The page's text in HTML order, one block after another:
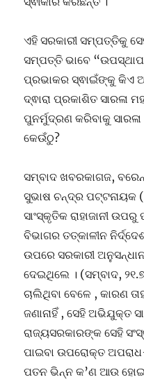
ଏହି ସରକାରୀ ସମ୍ପତ୍ତିକୁ
ସମ୍ପତ୍ତି ଭାବେ
ପ୍ରଭାକର ସ୍ଵାଇଁଙ୍କୁ କିଏ
ଦ୍ଵାରା ପ୍ରକାଶିତ ସାରଳା
ପୁନର୍ମୁଦ୍ରଣ କରିବାକୁ
କେଉଁଠୁ?
ସମ୍ବାଦ ଖବରକାଗଜ,
ସୁଭାଷ ଚନ୍ଦ୍ର ପଟ୍ଟନାୟକ
ସାଂସ୍କୃତିକ ରାହାଜାନୀ
ବିଭାଗର ତତ୍କାଳୀନ
ଉପରେ ସରକାରୀ
ଦେଇଥିଲେ । (ସମ୍ବାଦ,
ଚାଲିଥିବା ବେଳେ , କାରଣ
ଜଣାନାହିଁ , ସେହି ଅଭିଯୁକ୍ତ
ରାଜ୍ୟସରକାରଙ୍କ ସେହି
ପାଇବା ଉପରୋକ୍ତ
ପତନ ଭିନ୍ନ କ’ଣ ଆଉ